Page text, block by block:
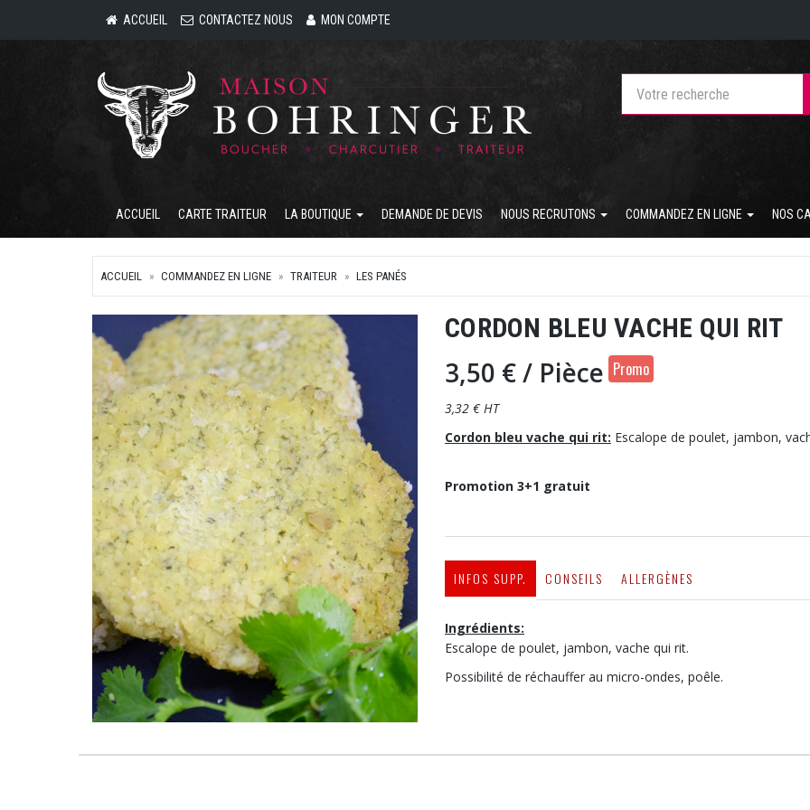
ACCUEIL CONTACTEZ NOUS MON COMPTE
ACCUEIL CARTE TRAITEUR LA BOUTIQUE DEMANDE DE DEVIS NOUS RECRUTONS COMMANDEZ EN LIGNE NOS
ACCUEIL COMMANDEZ EN LIGNE TRAITEUR LES PANÉS
CORDON BLEU VACHE QUI RIT
3,50 €/ Pièce Promo
3,32 € HT
Cordon bleu vache qui rit: Escalope de poulet, jambon,
Promotion 3+1 gratuit
INFOS SUPP. CONSEILS ALLERGÈNES
Ingrédients:
Escalope de poulet, jambon, vache qui rit.
Possibilité de réchauffer au micro-ondes, poêle.